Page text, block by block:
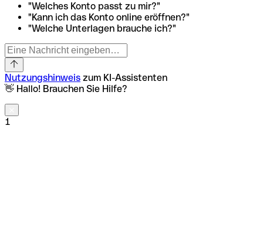
"Welches Konto passt zu mir?"
"Kann ich das Konto online eröffnen?"
"Welche Unterlagen brauche ich?"
Nutzungshinweis zum KI-Assistenten
👋 Hallo! Brauchen Sie Hilfe?
1